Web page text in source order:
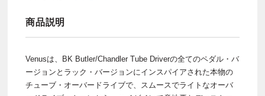
商品説明
Venusは、BK Butler/Chandler Tube Driverの全てのペダル・バ
ージョンとラック・バージョンにインスパイアされた本物の
チューブ・オーバードライブで、スムースでライトなオーバ